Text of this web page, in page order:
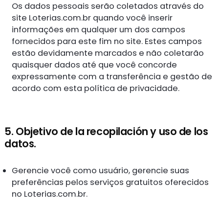
Os dados pessoais serão coletados através do
site Loterias.com.br quando você inserir
informações em qualquer um dos campos
fornecidos para este fim no site. Estes campos
estão devidamente marcados e não coletarão
quaisquer dados até que você concorde
expressamente com a transferência e gestão de
acordo com esta política de privacidade.
5. Objetivo de la recopilación y uso de los
datos.
Gerencie você como usuário, gerencie suas
preferências pelos serviços gratuitos oferecidos
no Loterias.com.br.